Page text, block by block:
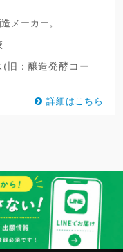
メーカー。
旧：醸造発酵コー
詳細はこちら